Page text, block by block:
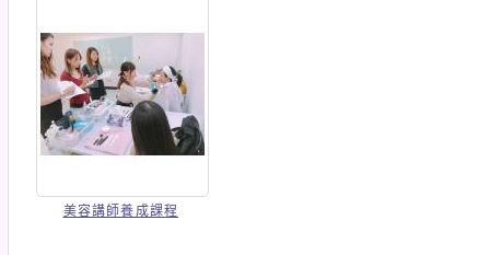
美容講師養成課程